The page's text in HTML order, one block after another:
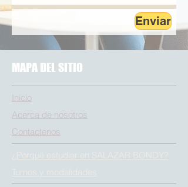
Enviar
MAPA DEL SITIO
Inicio
Acerca de nosotros
Contactenos